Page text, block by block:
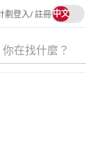
劃登入/ 註冊語
中文